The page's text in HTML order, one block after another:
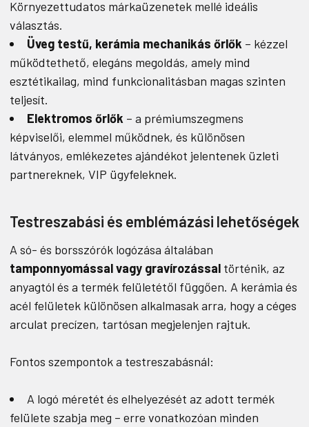
Környezettudatos márkaüzenetek mellé ideális
választás.
Üveg testű, kerámia mechanikás őrlők – kézzel
működtethető, elegáns megoldás, amely mind
esztétikailag, mind funkcionalitásban magas szinten
teljesít.
Elektromos őrlők – a prémiumszegmens
képviselői, elemmel működnek, és különösen
látványos, emlékezetes ajándékot jelentenek üzleti
partnereknek, VIP ügyfeleknek.
Testreszabási és emblémázási lehetőségek
A só- és borsszórók logózása általában
tamponnyomással vagy gravírozássaltörténik, az
anyagtól és a termék felületétől függően. A kerámia és
acél felületek különösen alkalmasak arra, hogy a céges
arculat precízen, tartósan megjelenjen rajtuk.
Fontos szempontok a testreszabásnál:
A logó méretét és elhelyezését az adott termék
felülete szabja meg – erre vonatkozóan minden